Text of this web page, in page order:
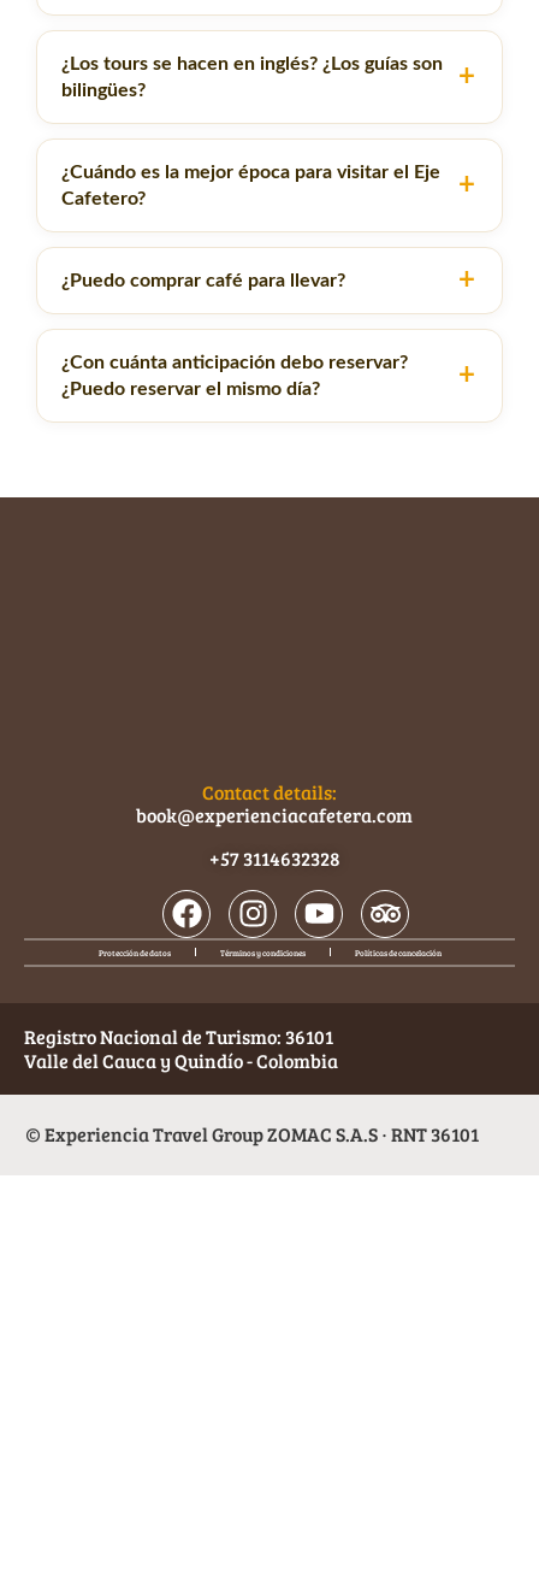
¿Los tours se hacen en inglés? ¿Los guías son
bilingües?
¿Cuándo es la mejor época para visitar el Eje
Cafetero?
¿Puedo comprar café para llevar?
¿Con cuánta anticipación debo reservar?
¿Puedo reservar el mismo día?
Contact details:
book@experienciacafetera.com
+57 3114632328
Protección de datos Términos y condiciones Políticas de cancelación
Registro Nacional de Turismo: 36101
Valle del Cauca y Quindío - Colombia
© Experiencia Travel Group ZOMAC S.A.S · RNT 36101